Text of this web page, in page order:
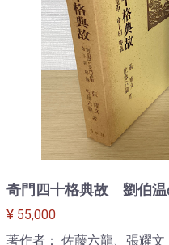
奇門四十格典故 劉伯
¥ 55,000
著作者： 佐藤六龍、張耀文